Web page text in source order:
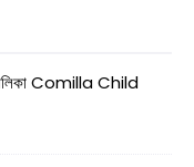
তালিকা Comilla Child